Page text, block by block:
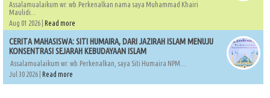
Assalamualaikum wr. wb.Perkenalkan nama saya Muhammad Khairi
Maulidi...
Aug 01 2026 | Read more
CERITA MAHASISWA: SITI HUMAIRA, DARI JAZIRAH ISLAM MENUJU
KONSENTRASI SEJARAH KEBUDAYAAN ISLAM
Assalamualaikum wr. wb.Perkenalkan, saya Siti Humaira NPM...
Jul 30 2026 | Read more